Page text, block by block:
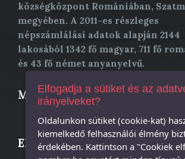
községközpont Romániában,
megyében. A 2011-es részleges
népszámlálási adatok alapján 2144
lakosából 1342 fő magyar, 711 fő
és 43 fő német anyanyelvű.
Mezőterem község
Elérhetőség
Elfogadja a sütiket és az
irányelveket?
Oldalunkon sütiket (cookie-kat)
kiemelkedő felhasználói élmény
érdekében. Kattintson a "Cookiek